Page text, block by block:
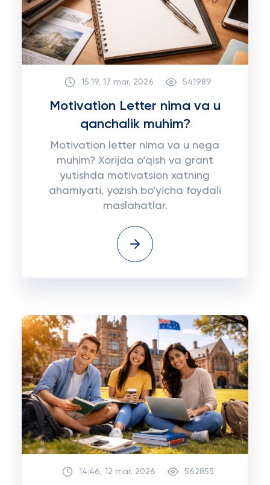
15:19, 17 mar, 2026 541989
Motivation Letter nima va u
qanchalik muhim?
Motivation letter nima va u nega
muhim? Xorijda o‘qish va grant
yutishda motivatsion xatning
ahamiyati, yozish bo‘yicha foydali
maslahatlar.
14:46, 12 mar, 2026 562855